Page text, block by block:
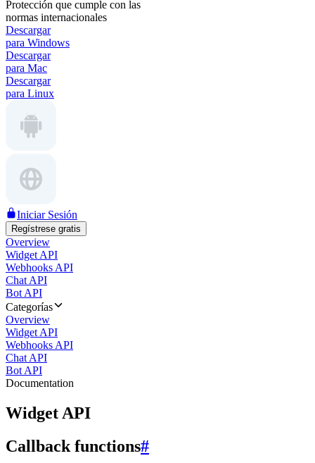
Protección que cumple con las
normas internacionales
Descargar
para Windows
Descargar
para Mac
Descargar
para Linux
Iniciar Sesión
Regístrese gratis
Overview
Widget API
Webhooks API
Chat API
Bot API
Categorías
Overview
Widget API
Webhooks API
Chat API
Bot API
Documentation
Widget API
Callback functions#